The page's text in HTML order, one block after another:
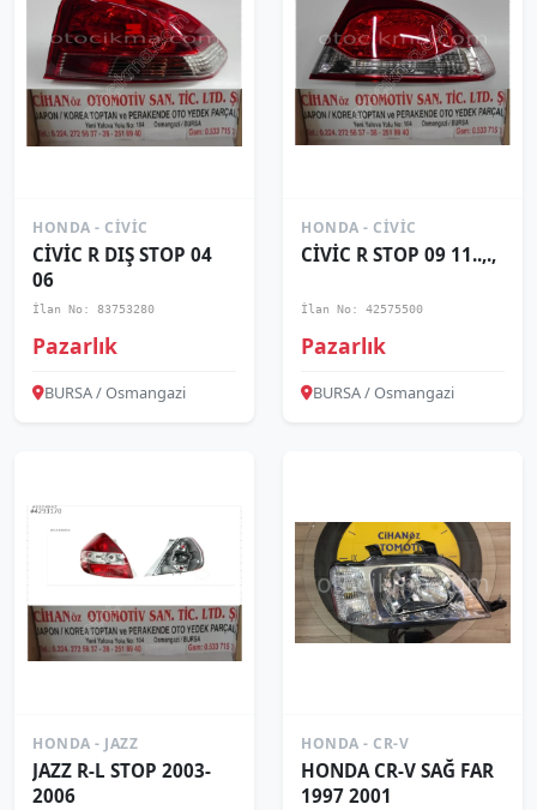
HONDA - CIVIC
CİVİC R DIŞ STOP 04
06
İlan No: 83753280
Pazarlık
BURSA / Osmangazi
HONDA - CIVIC
CİVİC R STOP 09 11..,.,
İlan No: 42575500
Pazarlık
BURSA / Osmangazi
HONDA - JAZZ
JAZZ R-L STOP 2003-
2006
HONDA - CR-V
HONDA CR-V SAĞ FAR
1997 2001